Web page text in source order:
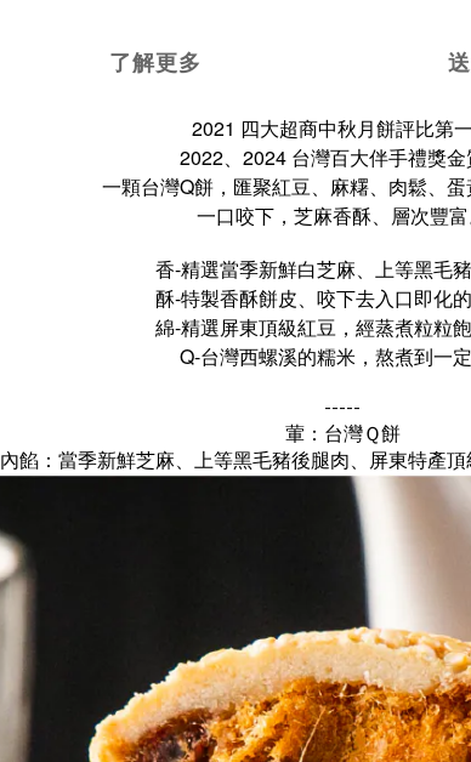
了解更多
2021 四大超商中秋月餅評比第
2022、2024 台灣百大伴手禮獎
一顆台灣Q餅，匯聚紅豆、麻糬、肉鬆、蛋
一口咬下，芝麻香酥、層次豐富
香-精選當季新鮮白芝麻、上等黑毛
酥-特製香酥餅皮、咬下去入口即化的
綿-精選屏東頂級紅豆，經蒸煮粒粒
Q-台灣西螺溪的糯米，熬煮到一
-----
葷：台灣Ｑ餅
內餡：當季新鮮芝麻、上等黑毛豬後腿肉、屏東特產